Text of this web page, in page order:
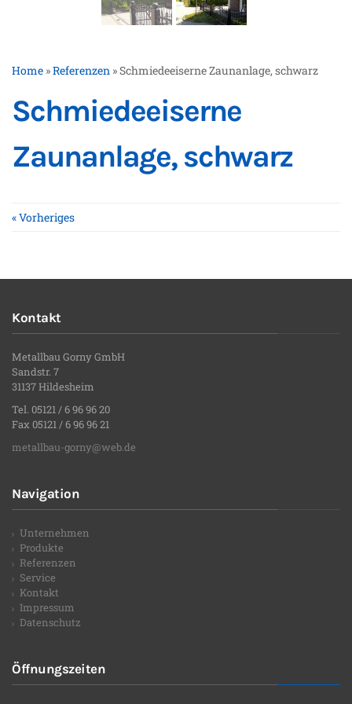
Home »Referenzen »Schmiedeeiserne Zaunanlage, schwarz
Schmiedeeiserne
Zaunanlage, schwarz
« Vorheriges
Kontakt
Metallbau Gorny GmbH
Sandstr. 7
31137 Hildesheim
Tel. 05121 / 6 96 96 20
Fax 05121 / 6 96 96 21
metallbau-gorny@web.de
Navigation
Unternehmen
Produkte
Referenzen
Service
Kontakt
Impressum
Datenschutz
Öffnungszeiten